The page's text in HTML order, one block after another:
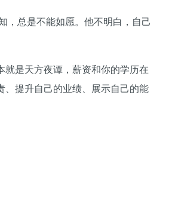
，总是不能如愿。他不明白，自己
是天方夜谭，薪资和你的学历在
提升自己的业绩、展示自己的能